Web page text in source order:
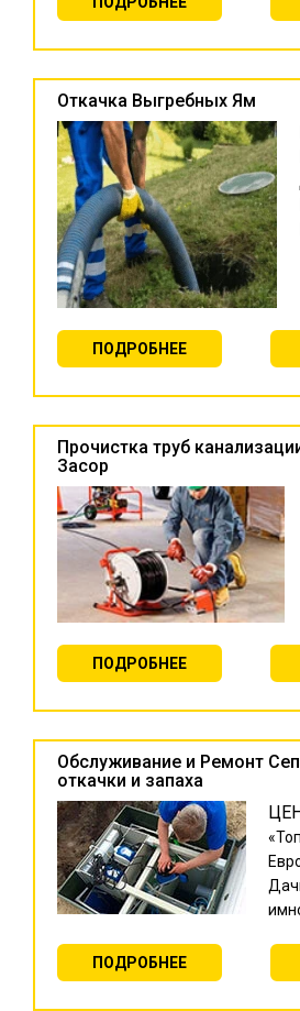
Откачка Выгребных Ям
ПОДРОБНЕЕ
Прочистка труб
Засор
ПОДРОБНЕЕ
Обслуживание и Ремонт
откачки и запаха
ПОДРОБНЕЕ